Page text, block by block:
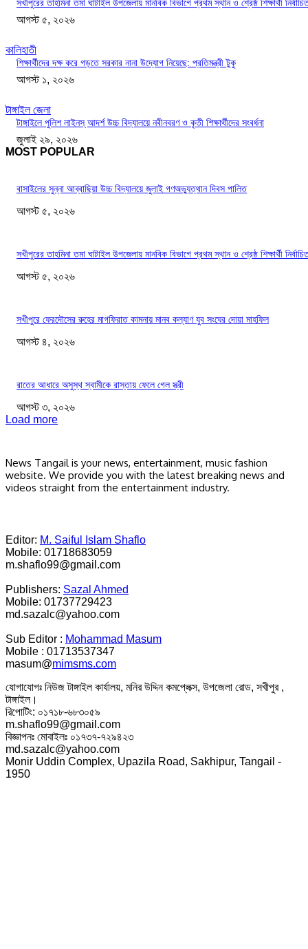
সখীপুরের তাহমিনা তমা ঘাটাইল উপজেলায় মানবিক বিভাগে প্রথম স্থান ও শ্রেষ্ঠ শিক্ষার্থী
আগস্ট ৫, ২০২৬
কালিহাতী
শিক্ষার্থীদের দক্ষ করে গড়তে সরকার নানা উদ্যোগ নিয়েছে: প্রতিমন্ত্রী টুকু
আগস্ট ১, ২০২৬
টাঙ্গাইল জেলা
টাঙ্গাইলে পুলিশ লাইনস্ আদর্শ উচ্চ বিদ্যালয়ে নবীনবরণ ও কৃতী শিক্ষার্থীদের সংবর্ধনা
জুলাই ২৯, ২০২৬
MOST POPULAR
বাসাইলের সুন্না আব্বাছিয়া উচ্চ বিদ্যালয়ে জুলাই গণঅভ্যুত্থান দিবস পালিত
আগস্ট ৫, ২০২৬
সখীপুরের তাহমিনা তমা ঘাটাইল উপজেলায় মানবিক বিভাগে প্রথম স্থান ও শ্রেষ্ঠ শিক্ষার্থী
আগস্ট ৫, ২০২৬
সখীপুরে ফেরদৌসের রুহের মাগফিরাত কামনায় মানব কল্যাণ যুব সংঘের দোয়া মাহফিল
আগস্ট ৪, ২০২৬
রাতের আধারে অসুস্থ স্বামীকে রাস্তায় ফেলে গেল স্ত্রী
আগস্ট ৩, ২০২৬
Load more
News Tangail is your news, entertainment, music fashion
website. We provide you with the latest breaking news and
videos straight from the entertainment industry.
Editor: M. Saiful Islam Shaflo
Mobile: 01718683059
m.shaflo99@gmail.com
Publishers: Sazal Ahmed
Mobile: 01737729423
md.sazalc@yahoo.com
Sub Editor : Mohammad Masum
Mobile : 01713537347
masum@mimsms.com
যোগাযোগঃ নিউজ টাঙ্গাইল কার্যালয়, মনির উদ্দিন কমপ্লেক্স, উপজেলা রোড, সখীপুর ,
টাঙ্গাইল।
রিপোটিং: ০১৭১৮-৬৮৩০৫৯
m.shaflo99@gmail.com
বিজ্ঞাপনঃ মোবাইলঃ ০১৭৩৭-৭২৯৪২৩
md.sazalc@yahoo.com
Monir Uddin Complex, Upazila Road, Sakhipur, Tangail -
1950